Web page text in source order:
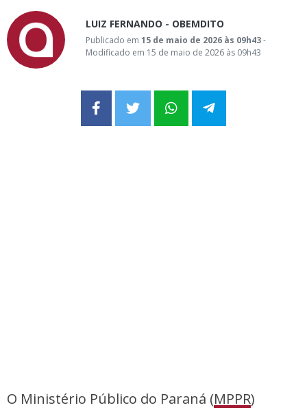
LUIZ FERNANDO - OBEMDITO
Publicado em 15 de maio de 2026 às 09h43-
Modificado em 15 de maio de 2026 às 09h43
O Ministério Público do Paraná (MPPR)